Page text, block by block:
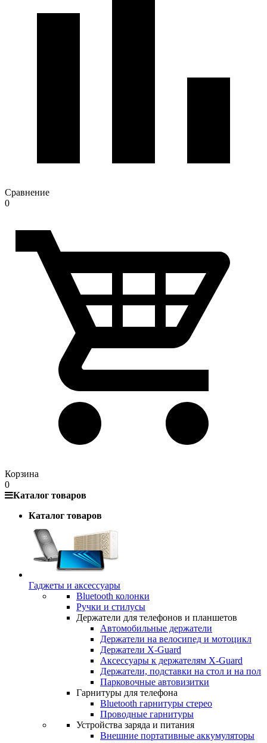
Сравнение
0
Корзина
0
Каталог товаров
Каталог товаров
Гаджеты и аксессуары
Bluetooth колонки
Ручки и стилусы
Держатели для телефонов и планшетов
Автомобильные держатели
Держатели на велосипед и мотоцикл
Держатели X-Guard
Аксессуары к держателям X-Guard
Держатели, подставки на стол и на пол
Парковочные автовизитки
Гарнитуры для телефона
Bluetooth гарнитуры стерео
Проводные гарнитуры
Устройства заряда и питания
Внешние портативные аккумуляторы